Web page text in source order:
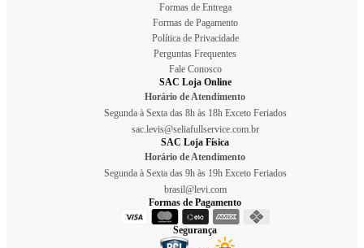
Formas de Entrega
Formas de Pagamento
Política de Privacidade
Perguntas Frequentes
Fale Conosco
SAC Loja Online
Horário de Atendimento
Segunda à Sexta das 8h às 18h Exceto Feriados
sac.levis@seliafullservice.com.br
SAC Loja Física
Horário de Atendimento
Segunda à Sexta das 9h às 19h Exceto Feriados
brasil@levi.com
Formas de Pagamento
Segurança